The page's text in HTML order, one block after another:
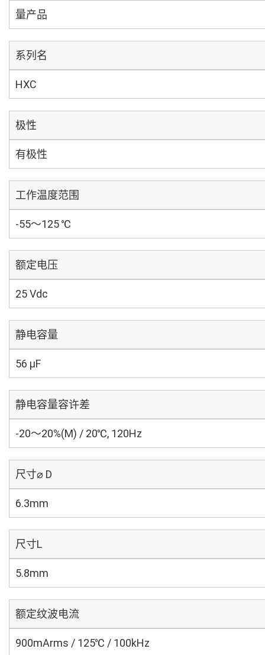
量产品
系列名
HXC
极性
有极性
工作温度范围
-55～125 ℃
额定电压
25 Vdc
静电容量
56 µF
静电容量容许差
-20～20%(M) / 20℃, 120Hz
尺寸⌀ D
6.3mm
尺寸L
5.8mm
额定纹波电流
900mArms / 125℃ / 100kHz